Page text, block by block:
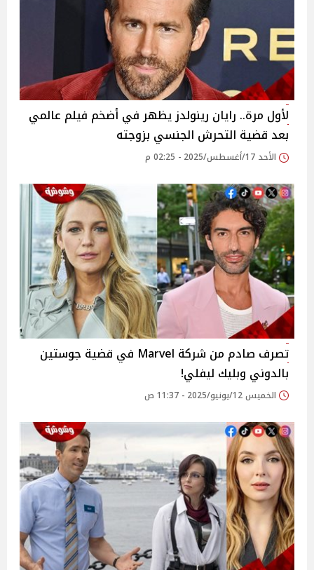
لأول مرة.. رايان رينولدز يظهر في أضخم فيلم عالمي
بعد قضية التحرش الجنسي بزوجته
الأحد 17/أغسطس/2025 - 02:25 م
تصرف صادم من شركة Marvel في قضية جوستين
بالدوني وبليك ليفلي!
الخميس 12/يونيو/2025 - 11:37 ص